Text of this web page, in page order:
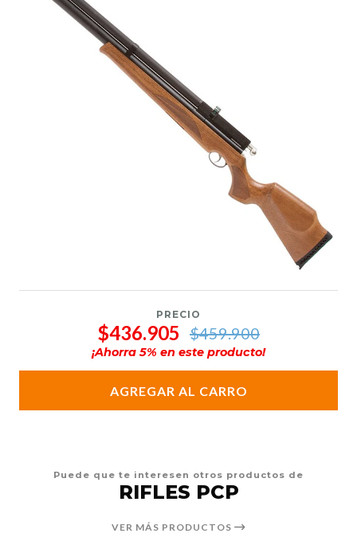
PRECIO
$436.905 $459.900
¡Ahorra5% en este producto!
AGREGAR AL CARRO
Puede que te interesen otros productos de
RIFLES PCP
VER MÁS PRODUCTOS